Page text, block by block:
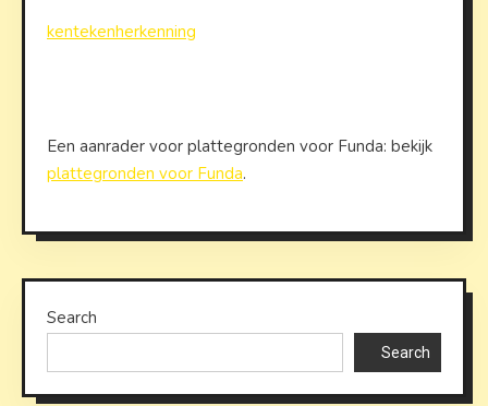
kentekenherkenning
Een aanrader voor plattegronden voor Funda: bekijk
plattegronden voor Funda.
Search
Search